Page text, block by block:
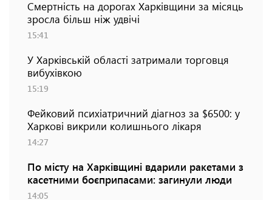
Смертність на дорогах Харківщини за місяць
зросла більш ніж удвічі
15:41
У Харківській області затримали торговця
вибухівкою
15:19
Фейковий психіатричний діагноз за $6500: у
Харкові викрили колишнього лікаря
14:27
По місту на Харківщині вдарили ракетами з
касетними боєприпасами: загинули люди
14:05